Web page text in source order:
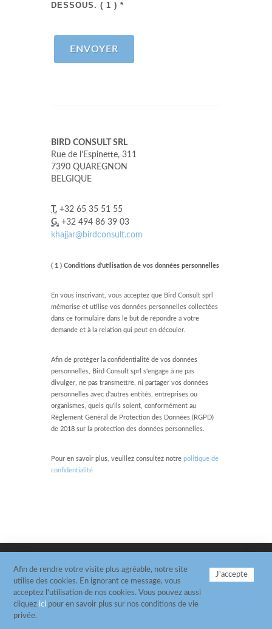
DESSOUS. ( 1 ) *
ENVOYER
BIRD CONSULT SRL
Rue de l’Espinette, 311
7390 QUAREGNON
BELGIQUE
T. +32 65 35 51 55
G. +32 494 86 39 03
khajjar@birdconsult.com
( 1 ) Conditions d'utilisation de vos données personnelles
En vous inscrivant, vous acceptez que Bird Consult sprl
mémorise et utilise vos données personnelles collectées
dans ce formulaire dans le but de répondre à votre
demande et à la relation qui peut en découler.
Afin de protéger la confidentialité de vos données
personnelles, Bird Consult sprl s'engage à ne pas
divulger, ne pas transmettre, ni partager vos données
personnelles avec d'autres entités, entreprises ou
organismes, quels qu'ils soient, conformément au
Règlement Général de Protection des Données (RGPD)
de 2018 sur la protection des données personnelles.
Pour en savoir plus, veuillez consultez notre politique de
confidentialité
Copyrights © 2026 Bird Consult Tous droits réservés
| Tel. +32 65 35 51 55 | Website by Glucône
Charte vie privée - Politique Cookies - Disclaimer
Afin de rendre votre visite plus agréable, notre site
utilise des cookies. En ignorant ce message, vous
acceptez l'utilisation de nos cookies. Vous pouvez aussi
cliquez ici pour en savoir plus sur nos conditions de vie
privée.
J'accepte